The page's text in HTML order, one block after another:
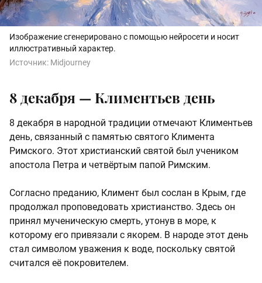
Изображение сгенерировано с помощью нейросети и носит
иллюстративный характер.
Источник: Midjourney
8 декабря — Климентьев день
8 декабря в народной традиции отмечают Климентьев
день, связанный с памятью святого Климента
Римского. Этот христианский святой был учеником
апостола Петра и четвёртым папой Римским.
Согласно преданию, Климент был сослан в Крым, где
продолжал проповедовать христианство. Здесь он
принял мученическую смерть, утонув в море, к
которому его привязали с якорем. В народе этот день
стал символом уважения к воде, поскольку святой
считался её покровителем.